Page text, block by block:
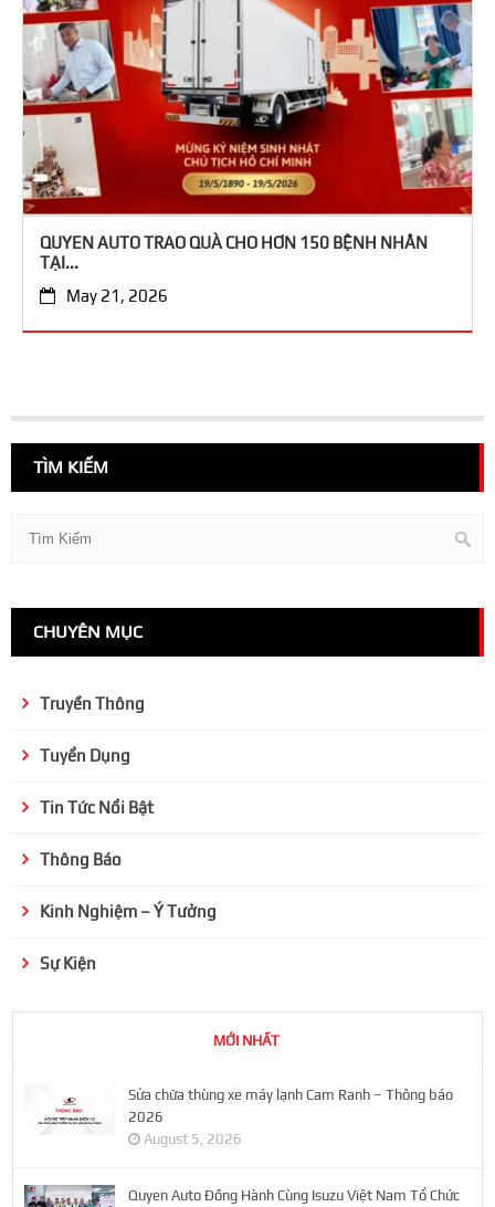
QUYEN AUTO TRAO QUÀ CHO HƠN 150 BỆNH NHÂN
TẠI...
May 21, 2026
TÌM KIẾM
CHUYÊN MỤC
Truyền Thông
Tuyển Dụng
Tin Tức Nổi Bật
Thông Báo
Kinh Nghiệm – Ý Tưởng
Sự Kiện
MỚI NHẤT
Sửa chữa thùng xe máy lạnh Cam Ranh – Thông báo
2026
August 5, 2026
Quyen Auto Đồng Hành Cùng Isuzu Việt Nam Tổ Chức